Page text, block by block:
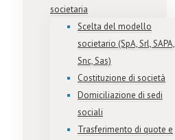
societaria
Scelta del modello
societario (SpA, Srl, SAPA,
Snc, Sas)
Costituzione di società
Domiciliazione di sedi
sociali
Trasferimento di quote e